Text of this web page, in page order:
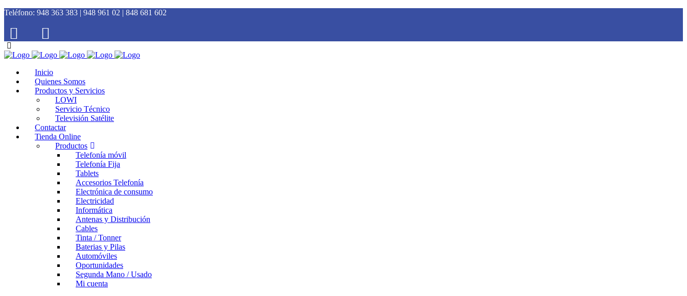
Teléfono: 948 363 383 | 948 961 02 | 848 681 602
Inicio
Quienes Somos
Productos y Servicios
LOWI
Servicio Técnico
Televisión Satélite
Contactar
Tienda Online
Productos
Telefonía móvil
Telefonía Fija
Tablets
Accesorios Telefonía
Electrónica de consumo
Electricidad
Informática
Antenas y Distribución
Cables
Tinta / Tonner
Baterias y Pilas
Automóviles
Oportunidades
Segunda Mano / Usado
Mi cuenta